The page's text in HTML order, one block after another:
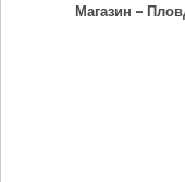
Магазин -